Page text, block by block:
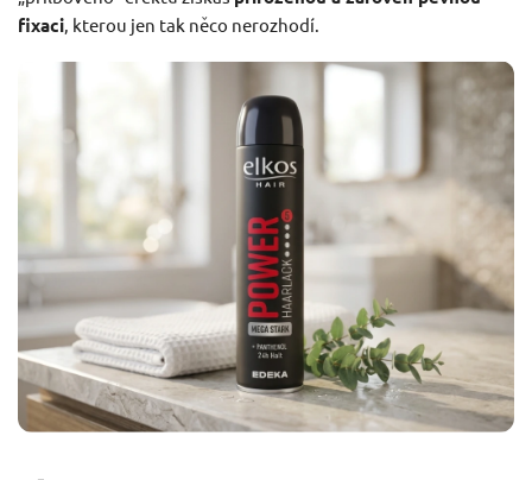
fixaci, kterou jen tak něco nerozhodí.